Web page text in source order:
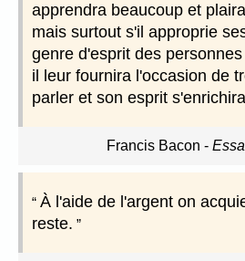
apprendra beaucoup et
mais surtout s'il approprie
genre d'esprit des
il leur fournira l'occasion de
parler et son esprit
Francis Bacon -
À l'aide de l'argent on
reste.